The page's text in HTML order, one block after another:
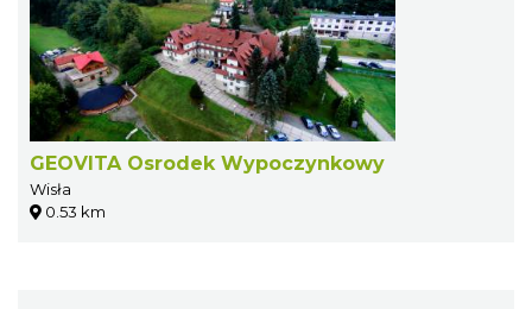
GEOVITA Osrodek Wypoczynkowy
Wisła
0.53 km